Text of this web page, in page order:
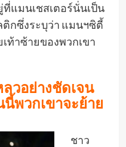
แมนเชสเตอร์นั่นเป็น
ติกซึ่งระบุว่า แมนฯซิตี้
ท้าซ้ายของพวกเขา
วอย่างชัดเจน
พวกเขาจะย้าย
ชาว